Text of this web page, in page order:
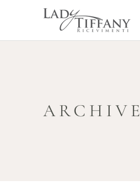
ARCHIVE